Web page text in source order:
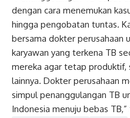
dengan cara menemukan
hingga pengobatan tuntas.
bersama dokter perusahaan
karyawan yang terkena TB
mereka agar tetap produktif,
lainnya. Dokter perusahaan
simpul penanggulangan TB
Indonesia menuju bebas